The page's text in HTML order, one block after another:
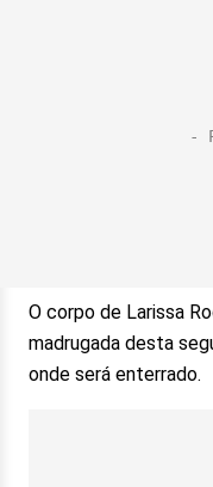
O corpo de Larissa
madrugada desta
onde será enterrado.